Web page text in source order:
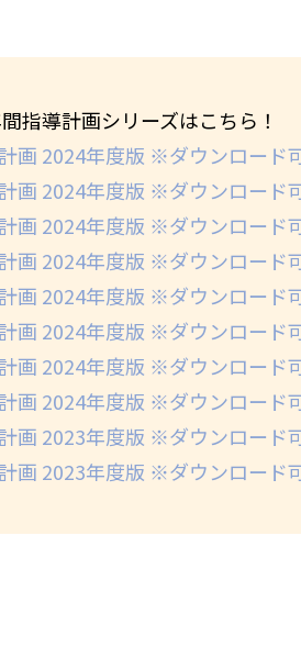
指導計画シリーズはこちら！
画 2024年度版 ※ダウンロード
画 2024年度版 ※ダウンロード
画 2024年度版 ※ダウンロード
画 2024年度版 ※ダウンロード
画 2024年度版 ※ダウンロード
画 2024年度版 ※ダウンロード
画 2024年度版 ※ダウンロード
画 2024年度版 ※ダウンロード
画 2023年度版 ※ダウンロード
画 2023年度版 ※ダウンロード